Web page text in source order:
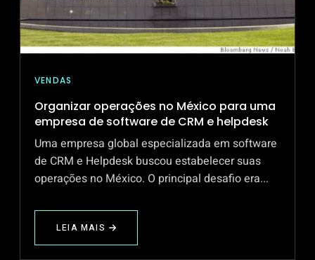
VENDAS
Organizar operações no México para uma
empresa de software de CRM e helpdesk
Uma empresa global especializada em software
de CRM e Helpdesk buscou estabelecer suas
operações no México. O principal desafio era...
LEIA MAIS
ABOUT
ORGANIZAR